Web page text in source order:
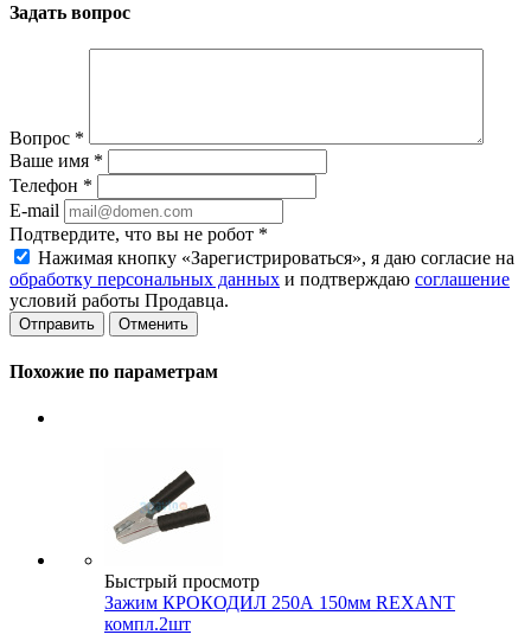
Задать вопрос
Вопрос *
Ваше имя *
Телефон *
E-mail
Подтвердите, что вы не робот *
Нажимая кнопку «Зарегистрироваться», я даю согласие на
обработку персональных данных и подтверждаю соглашение
условий работы Продавца.
Отменить
Похожие по параметрам
Быстрый просмотр
Зажим КРОКОДИЛ 250А 150мм REXANT
компл.2шт